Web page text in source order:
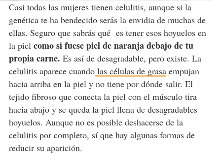
Casi todas las mujeres tienen celulitis, aunque si la
genética te ha bendecido serás la envidia de muchas de
ellas. Seguro que sabrás qué es tener esos hoyuelos en
la piel como si fuese piel de naranja debajo de tu
propia carne. Es así de desagradable, pero existe. La
celulitis aparece cuandolas células de grasaempujan
hacia arriba en la piel y no tiene por dónde salir. El
tejido fibroso que conecta la piel con el músculo tira
hacia abajo y se queda la piel llena de desagradables
hoyuelos. Aunque no es posible deshacerse de la
celulitis por completo, sí que hay algunas formas de
reducir su aparición.